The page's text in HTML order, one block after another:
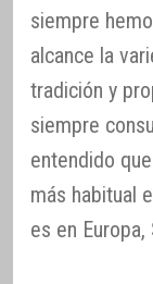
siempre
alcance la
tradición y
siempre
entendido
más habitual
es en